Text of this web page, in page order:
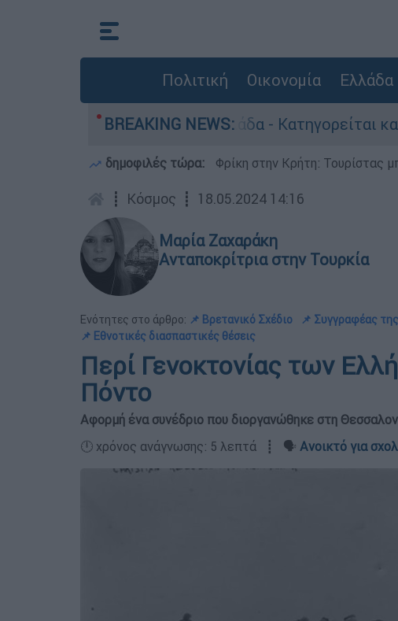
Πολιτική Οικονομία Ελλάδα
BREAKING NEWS:
στην Ελλάδα - Κατηγορείται και για την
δημοφιλές τώρα: Φρίκη στην Κρήτη: Τουρίστας
┋ Κόσμος ┋ 18.05.2024 14:16
Μαρία Ζαχαράκη
Ανταποκρίτρια στην Τουρκία
Ενότητες στο άρθρο: 📌 Βρετανικό Σχέδιο 📌 Συγγραφέας
📌 Εθνοτικές διασπαστικές θέσεις
Περί Γενοκτονίας των
Πόντο
Αφορμή ένα συνέδριο που διοργανώθηκε στη
🕛 χρόνος ανάγνωσης: 5 λεπτά ┋ 🗣️ Ανοικτό για